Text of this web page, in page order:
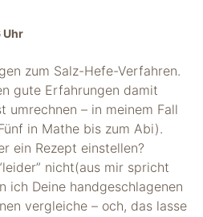
Uhr
zum Salz-Hefe-Verfahren.
gute Erfahrungen damit
umrechnen – in meinem Fall
in Mathe bis zum Abi).
ein Rezept einstellen?
nicht(aus mir spricht
ich Deine handgeschlagenen
vergleiche – och, das lasse